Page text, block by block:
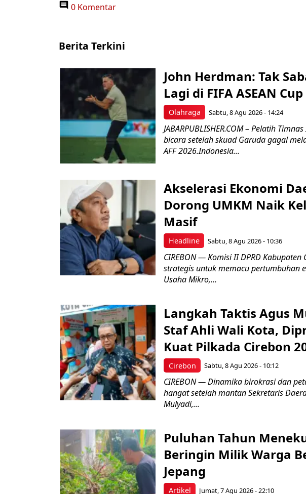
0 Komentar
Berita Terkini
Olahraga
John Herdman: Tak
Lagi di FIFA ASEAN
Sabtu, 8 Agu 2026 - 14:24
JABARPUBLISHER.COM – Pelatih
bicara setelah skuad Garuda gagal
AFF 2026.Indonesia...
Headline
Akselerasi Ekonomi
Dorong UMKM Naik
Masif
Sabtu, 8 Agu 2026 - 10:36
CIREBON — Komisi II DPRD
strategis untuk memacu pertumbuhan
Usaha Mikro,...
Cirebon
Langkah Taktis Agus
Staf Ahli Wali Kota,
Kuat Pilkada Cirebon
Sabtu, 8 Agu 2026 - 10:12
CIREBON — Dinamika birokrasi dan
hangat setelah mantan Sekretaris
Mulyadi,...
Artikel
Puluhan Tahun
Beringin Milik Warga
Jepang
Jumat, 7 Agu 2026 - 22:10